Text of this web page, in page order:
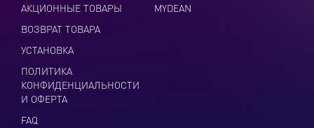
АКЦИОННЫЕ ТОВАРЫ
ВОЗВРАТ ТОВАРА
УСТАНОВКА
ПОЛИТИКА
КОНФИДЕНЦИАЛЬНОСТИ
И ОФЕРТА
FAQ
MYDEAN